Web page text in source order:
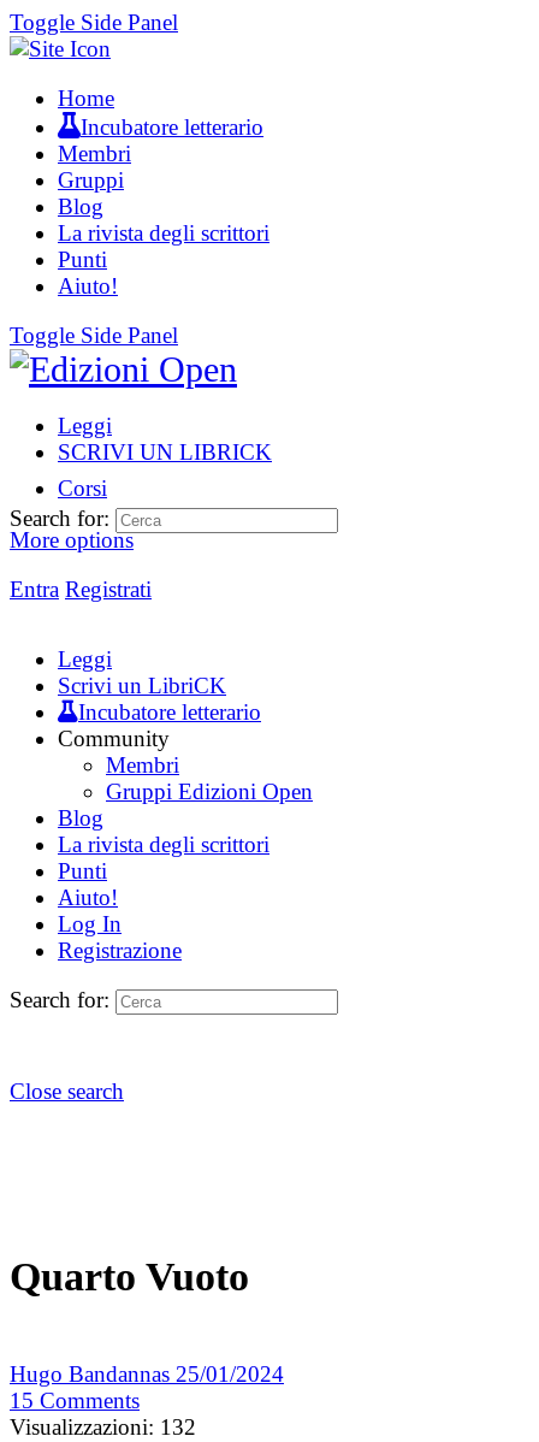
Toggle Side Panel
Home
Incubatore letterario
Membri
Gruppi
Blog
La rivista degli scrittori
Punti
Aiuto!
Toggle Side Panel
Leggi
SCRIVI UN LIBRICK
Corsi
More options
Entra Registrati
Search for:
Leggi
Scrivi un LibriCK
Incubatore letterario
Community
Membri
Gruppi Edizioni Open
Blog
La rivista degli scrittori
Punti
Aiuto!
Log In
Registrazione
Search for:
Close search
Quarto Vuoto
Hugo Bandannas 25/01/2024
15 Comments
Visualizzazioni: 132